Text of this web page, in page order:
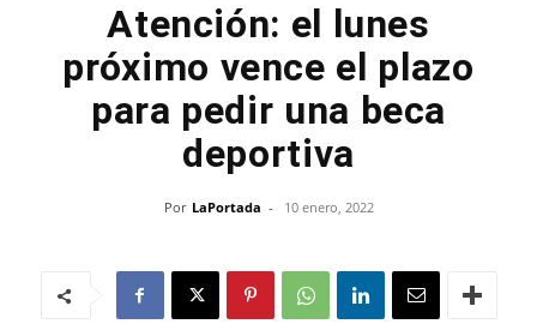
Atención: el lunes
próximo vence el plazo
para pedir una beca
deportiva
Por LaPortada - 10 enero, 2022